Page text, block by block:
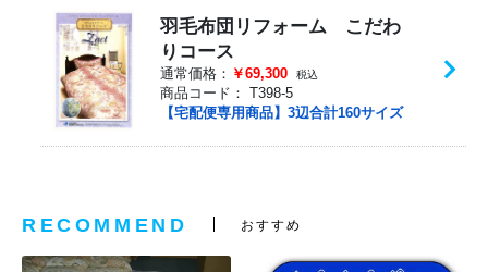
羽毛布団リフォーム こだわ
りコース
通常価格： ￥69,300 税込
商品コード： T398-5
【宅配便専用商品】3辺合計160サイズ
RECOMMEND おすすめ